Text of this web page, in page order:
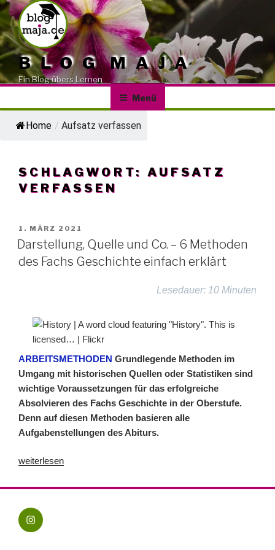
Zum
Inhalt
springen
BLOG MAJA
Ein Blog übers Lernen
Menü
Home / Aufsatz verfassen
SCHLAGWORT: AUFSATZ
VERFASSEN
VERÖFFENTLICHT
AM
1. MÄRZ 2021
Darstellung, Quelle und Co. – 6 Methoden
des Fachs Geschichte einfach erklärt
Lesedauer: 10 Minuten
ARBEITSMETHODEN Grundlegende Methoden im
Umgang mit historischen Quellen oder Statistiken sind
wichtige Voraussetzungen für das erfolgreiche
Absolvieren des Fachs Geschichte in der Oberstufe.
Denn auf diesen Methoden basieren alle
Aufgabenstellungen des Abiturs.
„Darstellung,
und
–
weiterlesen
Instgram
–